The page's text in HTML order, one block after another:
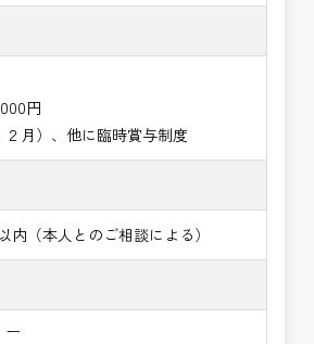
円
月）、他に臨時賞与制度
内（本人とのご相談による）